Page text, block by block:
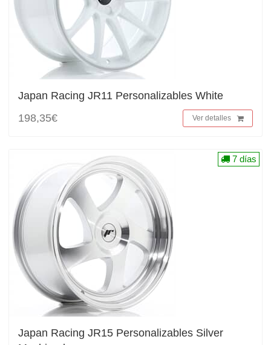
Japan Racing JR11 Personalizables White
198,35€
Ver detalles
Japan Racing JR15 Personalizables Silver
7 días